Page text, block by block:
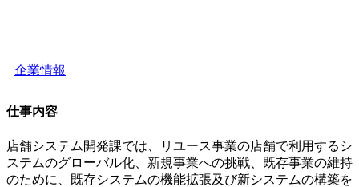
企業情報
仕事内容
店舗システム開発課では、リユース事業の店舗で利用するシ
ステムのグローバル化、新規事業への挑戦、既存事業の維持
のために、既存システムの機能拡張及び新システムの構築を